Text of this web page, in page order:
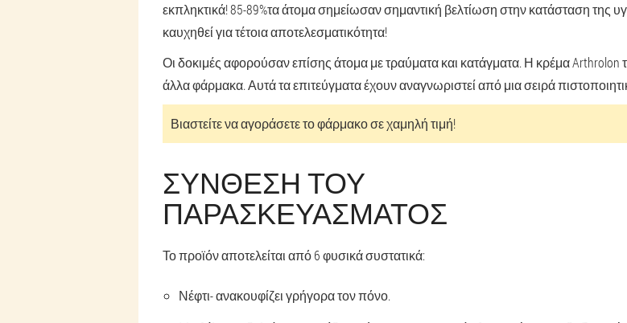
εκπληκτικά!85-89%τα άτομα σημείωσαν σημαντική βελτίωση στην κατάσταση της
καυχηθεί για τέτοια αποτελεσματικότητα!
Οι δοκιμές αφορούσαν επίσης άτομα με τραύματα και κατάγματα. Η κρέμα
άλλα φάρμακα. Αυτά τα επιτεύγματα έχουν αναγνωριστεί από μια σειρά
Βιαστείτε να αγοράσετε το φάρμακο σε χαμηλή τιμή!
ΣΎΝΘΕΣΗ ΤΟΥ
ΠΑΡΑΣΚΕΥΆΣΜΑΤΟΣ
Το προϊόν αποτελείται από 6 φυσικά συστατικά:
Νέφτι- ανακουφίζει γρήγορα τον πόνο.